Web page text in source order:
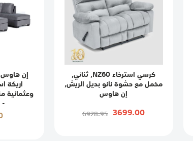
كرسي استرخاء NZ60, ثنائي,
مخمل مع حشوة نانو بديل الريش,
إن هاوس
3699.00
6928.95
إن
اريكة
-